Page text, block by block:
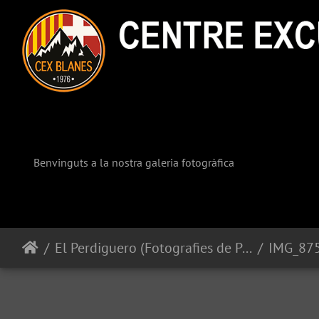
Benvinguts a la nostra galeria fotogràfica
El Perdiguero (Fotografies de Pepe Garcia)